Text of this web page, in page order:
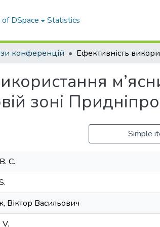
DSpace Statistics
конференцій
зоні
Simple
С.
Віктор Васильович